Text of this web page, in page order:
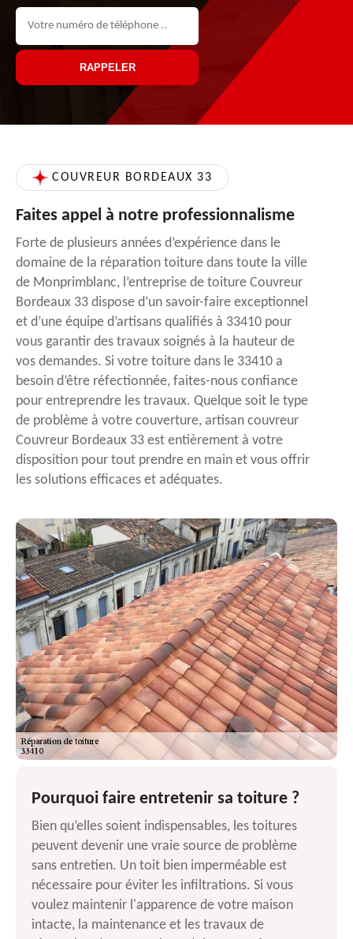
COUVREUR BORDEAUX 33
Faites appel à notre professionnalisme
Forte de plusieurs années d’expérience dans le
domaine de la réparation toiture dans toute la ville
de Monprimblanc, l’entreprise de toiture Couvreur
Bordeaux 33 dispose d’un savoir-faire exceptionnel
et d’une équipe d’artisans qualifiés à 33410 pour
vous garantir des travaux soignés à la hauteur de
vos demandes. Si votre toiture dans le 33410 a
besoin d’être réfectionnée, faites-nous confiance
pour entreprendre les travaux. Quelque soit le type
de problème à votre couverture, artisan couvreur
Couvreur Bordeaux 33 est entièrement à votre
disposition pour tout prendre en main et vous offrir
les solutions efficaces et adéquates.
Pourquoi faire entretenir sa toiture ?
Bien qu’elles soient indispensables, les toitures
peuvent devenir une vraie source de problème
sans entretien. Un toit bien imperméable est
nécessaire pour éviter les infiltrations. Si vous
voulez maintenir l'apparence de votre maison
intacte, la maintenance et les travaux de